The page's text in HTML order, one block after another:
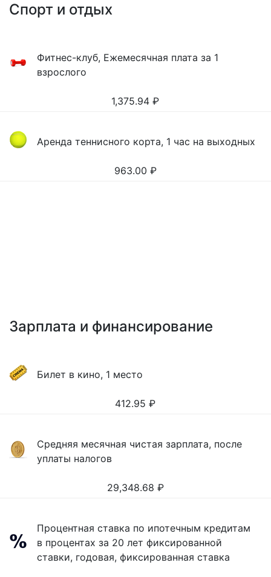
Спорт и отдых
Фитнес-клуб, Ежемесячная плата за 1
взрослого
1,375.94 ₽
Аренда теннисного корта, 1 час на выходных
963.00 ₽
Зарплата и финансирование
Билет в кино, 1 место
412.95 ₽
Средняя месячная чистая зарплата, после
уплаты налогов
29,348.68 ₽
Процентная ставка по ипотечным кредитам
в процентах за 20 лет фиксированной
ставки, годовая, фиксированная ставка